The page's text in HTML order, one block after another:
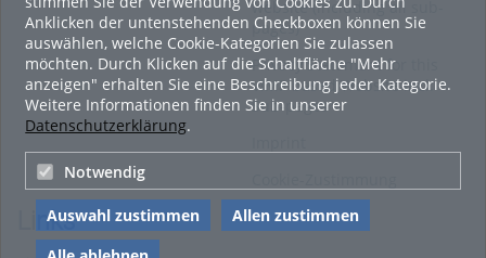
Anklicken der untenstehenden Checkboxen können Sie
auswählen, welche Cookie-Kategorien Sie zulassen
möchten. Durch Klicken auf die Schaltfläche "Mehr
anzeigen" erhalten Sie eine Beschreibung jeder Kategorie.
Weitere Informationen finden Sie in unserer
Datenschutzerklärung.
Notwendig
Auswahl zustimmen
Allen zustimmen
website (including all sub-
pages)
Privacy Statement for this
ViMP based Website incl.
Sub-pages
Links